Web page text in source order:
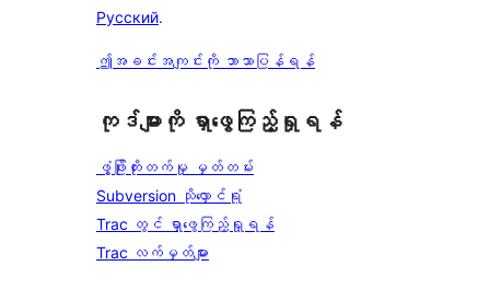
Русский.
ဤအခင်းအကျင်းကို ဘာသာပြန်ရန်
ကုဒ်များကို ရှာဖွေကြည့်ရှုရန်
ဖွံ့ဖြိုးတိုးတက်မှု မှတ်တမ်း
Subversion သိုလှောင်ရုံ
Trac တွင် ရှာဖွေကြည့်ရှုရန်
Trac လက်မှတ်များ